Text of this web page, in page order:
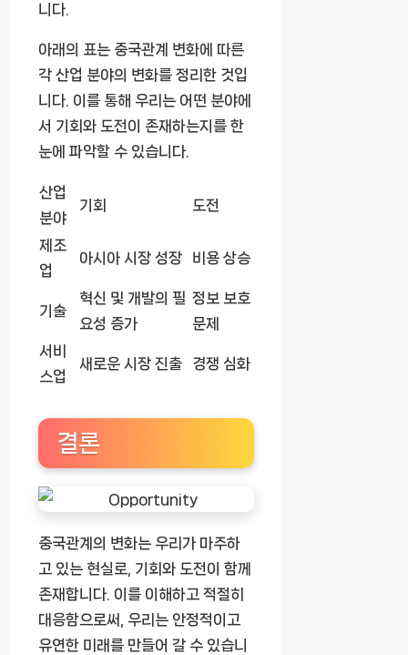
니다.
아래의 표는 중국관계 변화에 따른
각 산업 분야의 변화를 정리한 것입
니다. 이를 통해 우리는 어떤 분야에
서 기회와 도전이 존재하는지를 한
눈에 파악할 수 있습니다.
산업
분야
기회 도전
제조
업
아시아 시장 성장 비용 상승
기술
혁신 및 개발의 필
요성 증가
정보 보호
문제
서비
스업
새로운 시장 진출 경쟁 심화
결론
중국관계의 변화는 우리가 마주하
고 있는 현실로, 기회와 도전이 함께
존재합니다. 이를 이해하고 적절히
대응함으로써, 우리는 안정적이고
유연한 미래를 만들어 갈 수 있습니